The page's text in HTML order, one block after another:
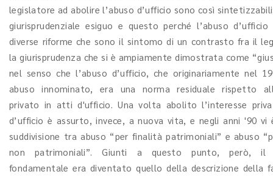
legislatore ad abolire l’abuso d’ufficio sono così
giurisprudenziale esiguo e questo perché l’abuso
diverse riforme che sono il sintomo di un contrasto fra il
la giurisprudenza che si è ampiamente dimostrata come
nel senso che l’abuso d’ufficio, che originariamente nel
abuso innominato, era una norma residuale rispetto
privato in atti d'ufficio. Una volta abolito l’interesse
d’ufficio è assurto, invece, a nuova vita, e negli anni '90
suddivisione tra abuso “per finalità patrimoniali” e abuso
non patrimoniali”. Giunti a questo punto, però, il
fondamentale era diventato quello della descrizione della